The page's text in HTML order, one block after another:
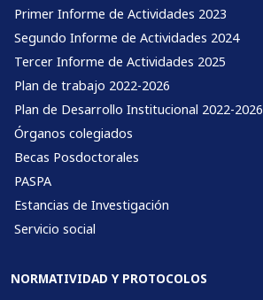
Primer Informe de Actividades 2023
Segundo Informe de Actividades 2024
Tercer Informe de Actividades 2025
Plan de trabajo 2022-2026
Plan de Desarrollo Institucional 2022-2026
Órganos colegiados
Becas Posdoctorales
PASPA
Estancias de Investigación
Servicio social
NORMATIVIDAD Y PROTOCOLOS